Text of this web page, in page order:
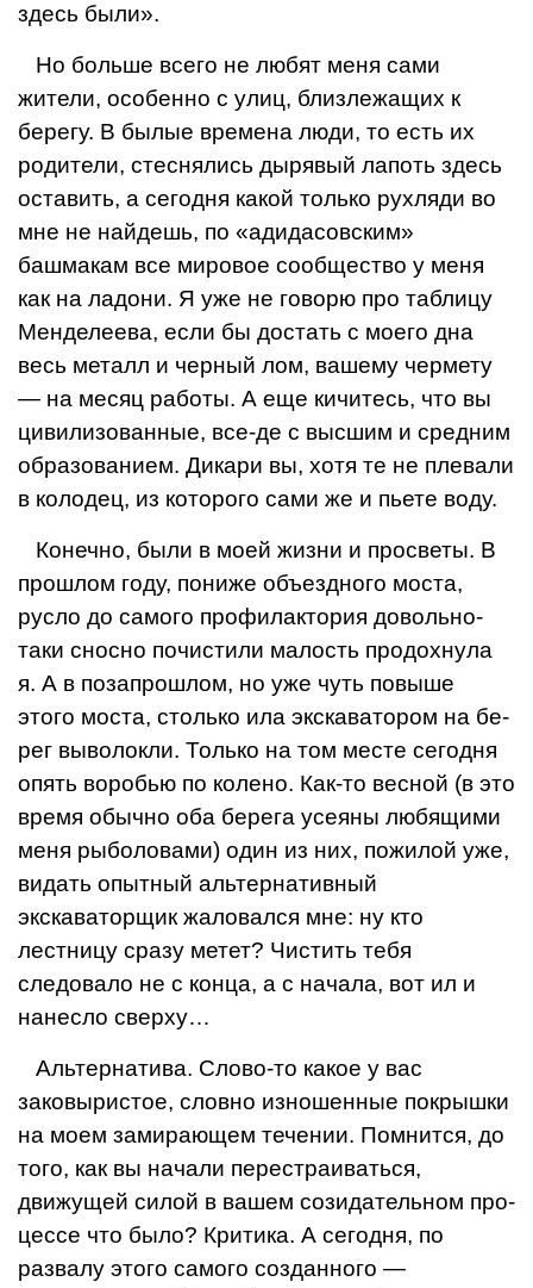
здесь были».
Но больше всего не любят меня сами
жители, осо­бенно с улиц, близлежащих к
берегу. В былые време­на люди, то есть их
родители, стеснялись дырявый лапоть здесь
оставить, а сегодня какой только рухля­ди во
мне не найдешь, по «адидасовским»
башмакам все мировое сообщество у меня
как на ладони. Я уже не говорю про таблицу
Менделеева, если бы достать с моего дна
весь металл и черный лом, вашему чермету
— на месяц работы. А еще кичитесь, что вы
циви­лизованные, все-де с высшим и средним
образова­нием. Дикари вы, хотя те не плевали
в колодец, из которого сами же и пьете воду.
Конечно, были в моей жизни и просветы. В
про­шлом году, пониже объездного моста,
русло до самого профилактория довольно-
таки сносно почистили малость продохнула
я. А в позапрошлом, но уже чуть повыше
этого моста, столько ила экскаватором на бе­
рег выволокли. Только на том месте сегодня
опять во­робью по колено. Как-то весной (в это
время обычно оба берега усеяны любящими
меня рыболовами) один из них, пожилой уже,
видать опытный альтернативный
экскаваторщик жаловался мне: ну кто
лестницу сразу метет? Чистить тебя
следовало не с конца, а с нача­ла, вот ил и
нанесло сверху…
Альтернатива. Слово-то какое у вас
заковыристое, словно изношенные покрышки
на моем замирающем течении. Помнится, до
того, как вы начали перестраиваться,
движущей силой в вашем созидательном про­
цессе что было? Критика. А сегодня, по
развалу этого самого созданного —